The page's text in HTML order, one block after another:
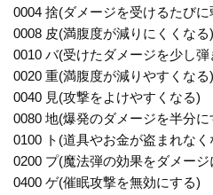
0004 捨(ダメージを受けるたび
0008 皮(満腹度が減りにくくなる)
0010 バ(受けたダメージを少し弾
0020 重(満腹度が減りやすくなる)
0040 見(攻撃をよけやすくなる)
0080 地(爆発のダメージを半分
0100 ト(道具やお金が盗まれなく
0200 プ(魔法弾の効果をダメー
0400 ゲ(催眠攻撃を無効にする)